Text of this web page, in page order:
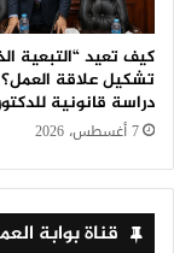
كيف تعيد “التبعية
تشكيل علاقة
دراسة قانونية
7 أغسطس، 2026
قناة بوابة